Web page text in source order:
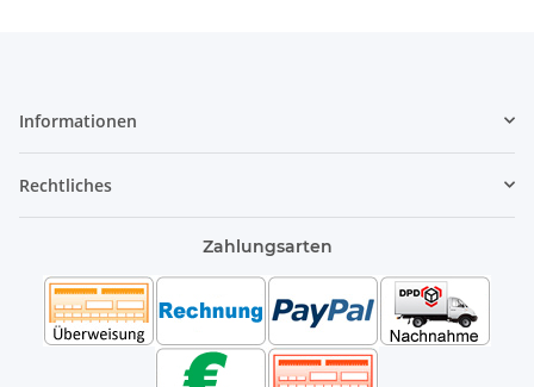
Informationen
Rechtliches
Zahlungsarten